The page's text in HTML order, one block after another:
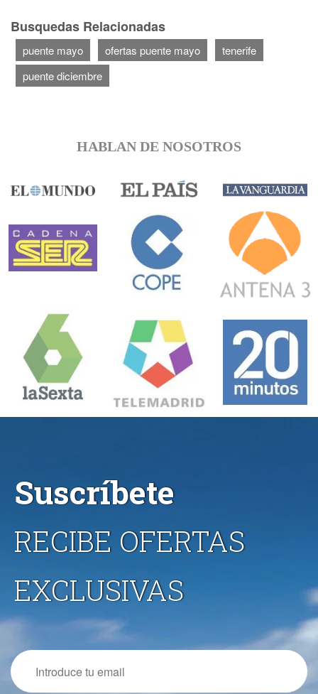
Busquedas Relacionadas
puente mayo ofertas puente mayo
tenerife
puente diciembre
HABLAN DE NOSOTROS
Suscríbete
RECIBE OFERTAS
EXCLUSIVAS
Email